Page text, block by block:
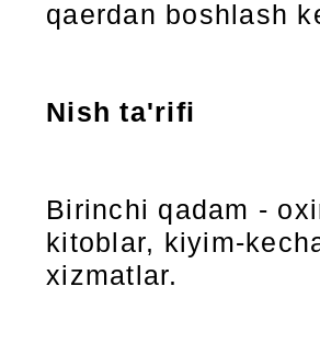
qaerdan boshlash
Nish ta'rifi
Birinchi qadam -
kitoblar, kiyim-
xizmatlar.